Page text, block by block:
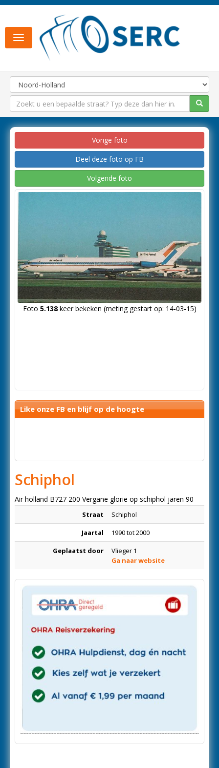
Toggle
navigation
Vorige foto
Deel deze foto op FB
Volgende foto
Foto 5.138keer bekeken (meting gestart op: 14-03-15)
Like onze FB en blijf op de hoogte
Schiphol
Air holland B727 200 Vergane glorie op schiphol jaren 90
Straat Schiphol
Jaartal 1990 tot 2000
Geplaatst door
Vlieger 1
Ga naar website